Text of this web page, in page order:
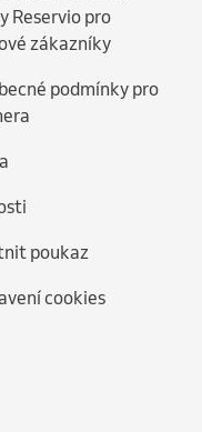
Reservio pro
zákazníky
podmínky pro
poukaz
cookies